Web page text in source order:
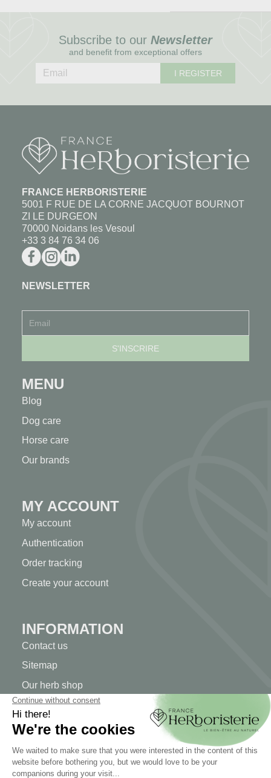
Subscribe to our Newsletter
and benefit from exceptional offers
I REGISTER
FRANCE HERBORISTERIE
5001 F RUE DE LA CORNE JACQUOT BOURNOT
ZI LE DURGEON
70000 Noidans les Vesoul
+33 3 84 76 34 06
NEWSLETTER
MENU
Blog
Dog care
Horse care
Our brands
MY ACCOUNT
My account
Authentication
Order tracking
Create your account
INFORMATION
Contact us
Sitemap
Our herb shop
Delivery
Secure payment
TERMS OF USE